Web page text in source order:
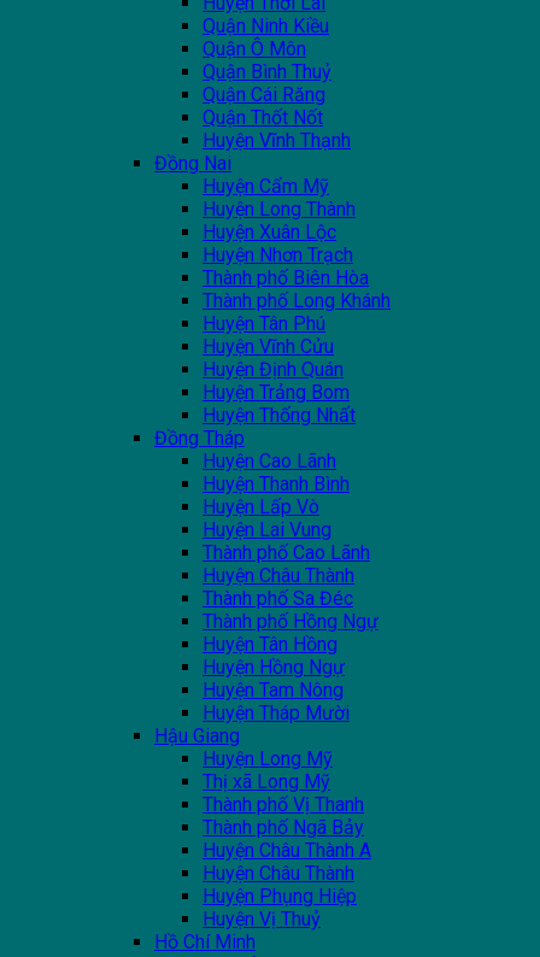
Quận Ninh Kiều
Quận Ô Môn
Quận Bình Thuỷ
Quận Cái Răng
Quận Thốt Nốt
Huyện Vĩnh Thạnh
Đồng Nai
Huyện Cẩm Mỹ
Huyện Long Thành
Huyện Xuân Lộc
Huyện Nhơn Trạch
Thành phố Biên Hòa
Thành phố Long Khánh
Huyện Tân Phú
Huyện Vĩnh Cửu
Huyện Định Quán
Huyện Trảng Bom
Huyện Thống Nhất
Đồng Tháp
Huyện Cao Lãnh
Huyện Thanh Bình
Huyện Lấp Vò
Huyện Lai Vung
Thành phố Cao Lãnh
Huyện Châu Thành
Thành phố Sa Đéc
Thành phố Hồng Ngự
Huyện Tân Hồng
Huyện Hồng Ngự
Huyện Tam Nông
Huyện Tháp Mười
Hậu Giang
Huyện Long Mỹ
Thị xã Long Mỹ
Thành phố Vị Thanh
Thành phố Ngã Bảy
Huyện Châu Thành A
Huyện Châu Thành
Huyện Phụng Hiệp
Huyện Vị Thuỷ
Hồ Chí Minh